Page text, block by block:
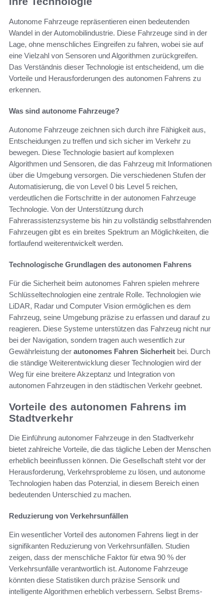
Autonome Fahrzeuge repräsentieren einen bedeutenden
Wandel in der Automobilindustrie. Diese Fahrzeuge sind in der
Lage, ohne menschliches Eingreifen zu fahren, wobei sie auf
eine Vielzahl von Sensoren und Algorithmen zurückgreifen.
Das Verständnis dieser Technologie ist entscheidend, um die
Vorteile und Herausforderungen des autonomen Fahrens zu
erkennen.
Was sind autonome Fahrzeuge?
Autonome Fahrzeuge zeichnen sich durch ihre Fähigkeit aus,
Entscheidungen zu treffen und sich sicher im Verkehr zu
bewegen. Diese Technologie basiert auf komplexen
Algorithmen und Sensoren, die das Fahrzeug mit Informationen
über die Umgebung versorgen. Die verschiedenen Stufen der
Automatisierung, die von Level 0 bis Level 5 reichen,
verdeutlichen die Fortschritte in der autonomen Fahrzeuge
Technologie. Von der Unterstützung durch
Fahrerassistenzsysteme bis hin zu vollständig selbstfahrenden
Fahrzeugen gibt es ein breites Spektrum an Möglichkeiten, die
fortlaufend weiterentwickelt werden.
Technologische Grundlagen des autonomen Fahrens
Für die Sicherheit beim autonomes Fahren spielen mehrere
Schlüsseltechnologien eine zentrale Rolle. Technologien wie
LiDAR, Radar und Computer Vision ermöglichen es dem
Fahrzeug, seine Umgebung präzise zu erfassen und darauf zu
reagieren. Diese Systeme unterstützen das Fahrzeug nicht nur
bei der Navigation, sondern tragen auch wesentlich zur
Gewährleistung der autonomes Fahren Sicherheit bei. Durch
die ständige Weiterentwicklung dieser Technologien wird der
Weg für eine breitere Akzeptanz und Integration von
autonomen Fahrzeugen in den städtischen Verkehr geebnet.
Vorteile des autonomen Fahrens im
Stadtverkehr
Die Einführung autonomer Fahrzeuge in den Stadtverkehr
bietet zahlreiche Vorteile, die das tägliche Leben der Menschen
erheblich beeinflussen können. Die Gesellschaft steht vor der
Herausforderung, Verkehrsprobleme zu lösen, und autonome
Technologien haben das Potenzial, in diesem Bereich einen
bedeutenden Unterschied zu machen.
Reduzierung von Verkehrsunfällen
Ein wesentlicher Vorteil des autonomen Fahrens liegt in der
signifikanten Reduzierung von Verkehrsunfällen. Studien
zeigen, dass der menschliche Faktor für etwa 90 % der
Verkehrsunfälle verantwortlich ist. Autonome Fahrzeuge
könnten diese Statistiken durch präzise Sensorik und
intelligente Algorithmen erheblich verbessern. Selbst Brems-